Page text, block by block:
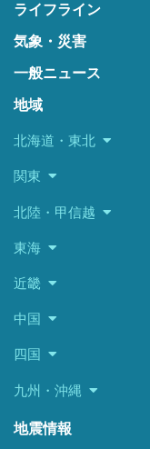
ライフライン
気象・災害
一般ニュース
地域
北海道・東北
関東
北陸・甲信越
東海
近畿
中国
四国
九州・沖縄
地震情報